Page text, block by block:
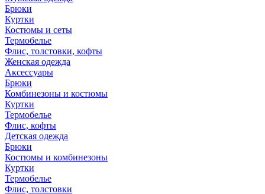
Брюки
Куртки
Костюмы и сеты
Термобелье
Флис, толстовки, кофты
Женская одежда
Аксессуары
Брюки
Комбинезоны и костюмы
Куртки
Термобелье
Флис, кофты
Детская одежда
Брюки
Костюмы и комбинезоны
Куртки
Термобелье
Флис, толстовки